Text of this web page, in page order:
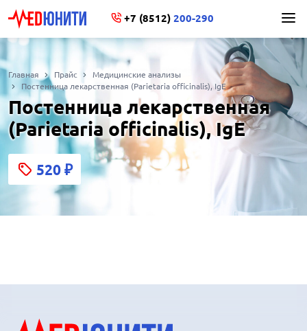
+7 (8512) 200-290
Главная Прайс
Медицинские анализы
Постенница лекарственная (Parietaria officinalis), IgE
Постенница лекарственная
(Parietaria officinalis), IgE
520 ₽